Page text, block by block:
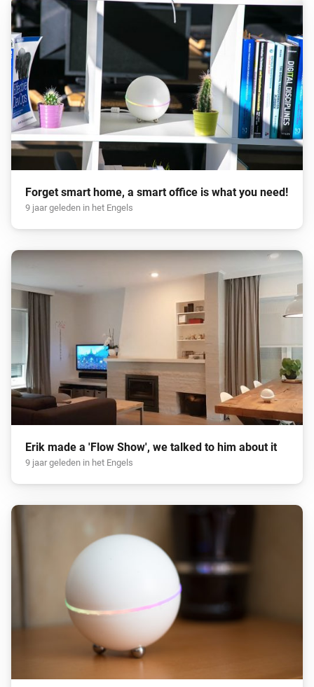
Forget smart home, a smart office is what you need!
9 jaar geleden in het Engels
Erik made a 'Flow Show', we talked to him about it
9 jaar geleden in het Engels